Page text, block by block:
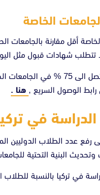
الخاصة
أقل مقارنة بالجامعات
يمكنك الحصول على منح تصل
الوصول السريع , هنا .
في
رفع عدد الطلاب الدوليين
وتحديث البنية التحتية
في تركيا بالنسبة